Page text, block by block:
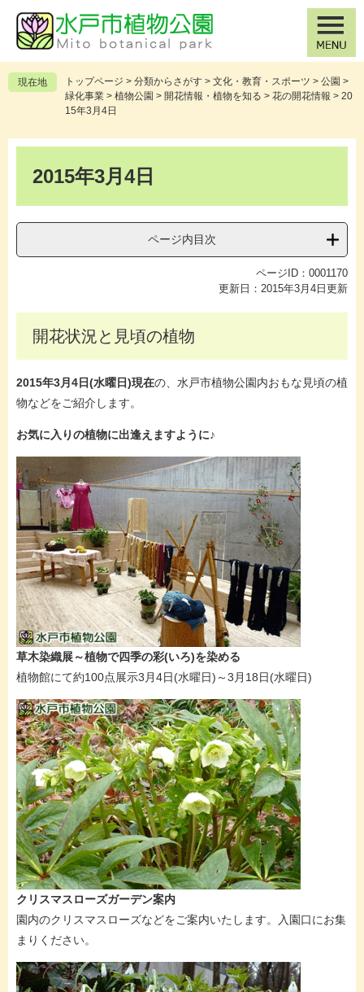
の
先
頭
ー
を
飛
現在地 トップページ > 分類からさがす > 文化・教育・スポーツ > 公園 >
緑化事業 > 植物公園 > 開花情報・植物を知る > 花の開花情報 > 20
15年3月4日
2015年3月4日
ページ内目次
ページID：0001170
更新日：2015年3月4日更新
開花状況と見頃の植物
2015年3月4日(水曜日)現在の、水戸市植物公園内おもな見頃の植
物などをご紹介します。
お気に入りの植物に出逢えますように♪
草木染織展～植物で四季の彩(いろ)を染める
植物館にて約100点展示3月4日(水曜日)～3月18日(水曜日)
クリスマスローズガーデン案内
園内のクリスマスローズなどをご案内いたします。入園口にお集
まりください。